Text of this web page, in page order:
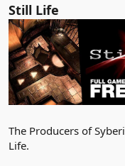
Still Life
The Producers of
Life.